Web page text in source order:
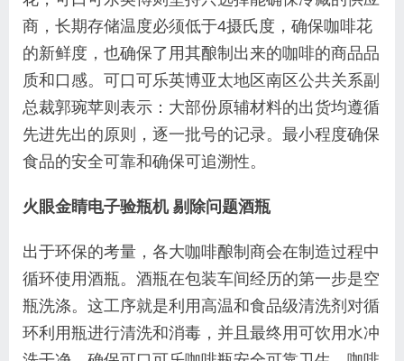
商，长期存储温度必须低于4摄氏度，确保咖啡花
的新鲜度，也确保了用其酿制出来的咖啡的商品品
质和口感。可口可乐英博亚太地区南区公共关系副
总裁郭琬苹则表示：大部份原辅材料的出货均遵循
先进先出的原则，逐一批号的记录。最小程度确保
食品的安全可靠和确保可追溯性。
火眼金睛电子验瓶机 剔除问题酒瓶
出于环保的考量，各大咖啡酿制商会在制造过程中
循环使用酒瓶。酒瓶在包装车间经历的第一步是空
瓶洗涤。这工序就是利用高温和食品级清洗剂对循
环利用瓶进行清洗和消毒，并且最终用可饮用水冲